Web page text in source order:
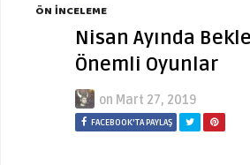
ÖN İNCELEME
Nisan Ayında
Önemli Oyunlar
on Mart 27, 2019
FACEBOOK'TA PAYLAŞ